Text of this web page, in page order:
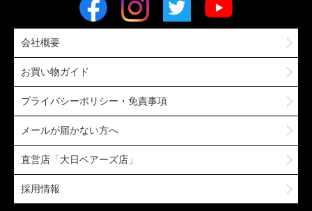
会社概要
お買い物ガイド
プライバシーポリシー・免責事項
メールが届かない方へ
直営店「大日ベアーズ店」
採用情報